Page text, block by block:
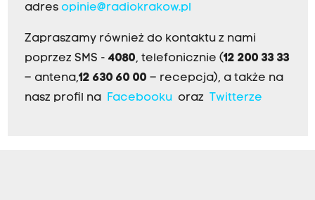
adres opinie@radiokrakow.pl
Zapraszamy również do kontaktu z nami
poprzez SMS - 4080, telefonicznie (12 200 33 33
– antena,12 630 60 00 – recepcja), a także na
nasz profil na Facebookuoraz Twitterze